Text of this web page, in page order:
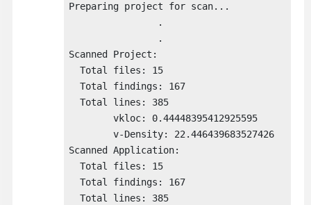
Preparing project for scan...
Scanned Project:
  Total files: 15
  Total findings: 167
  Total lines: 385
Scanned Application:
  Total files: 15
  Total findings: 167
  Total lines: 385